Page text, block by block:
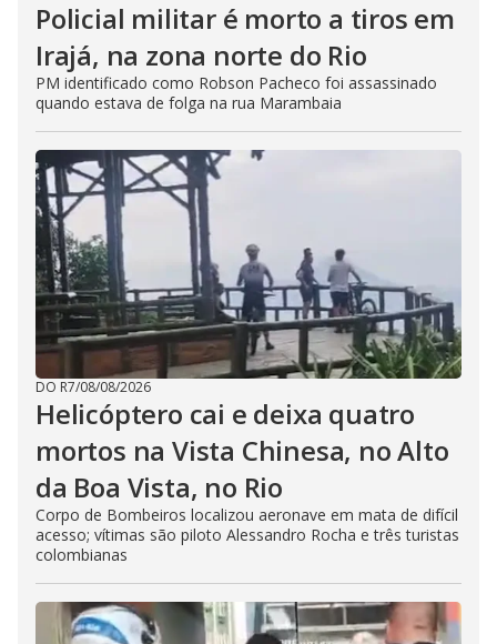
Policial militar é morto a tiros em
Irajá, na zona norte do Rio
PM identificado como Robson Pacheco foi assassinado
quando estava de folga na rua Marambaia
DO R7/08/08/2026
Helicóptero cai e deixa quatro
mortos na Vista Chinesa, no Alto
da Boa Vista, no Rio
Corpo de Bombeiros localizou aeronave em mata de difícil
acesso; vítimas são piloto Alessandro Rocha e três turistas
colombianas